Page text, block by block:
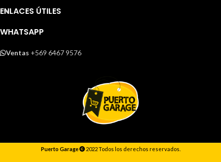
ENLACES ÚTILES
WHATSAPP
Ventas +569 6467 9576
Puerto Garage 2022 Todos los derechos reservados.